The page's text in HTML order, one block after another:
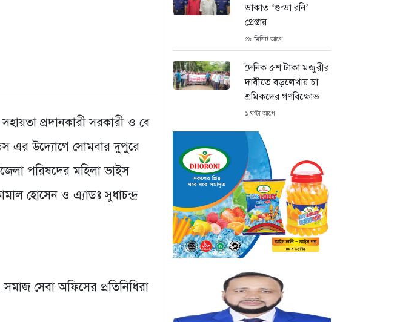
প্রদানকারী সরকারী ও বে
এর উদ্যোগে সোমবার দুপুরে
পরিষদের মহিলা ভাইস
হোসেন ও এ্যাডঃ সুধাচন্দ্র
সেবা অফিসের প্রতিনিধিরা
ডাকাত ‘গুন্ডা রনি’
গ্রেপ্তার
৫৯ মিনিট আগে
দৈনিক ৫শ টাকা মজুরীর
দাবীতে বড়লেখায় চা
শ্রমিকদের গণবিক্ষোভ
১ ঘণ্টা আগে
গ্রিসের উপকূলে ১৬৮
অভিবাসী উদ্ধার: ভেতরে
৭২ বাংলাদেশি
২ ঘণ্টা আগে
“১/১১-তে তারেক
রহমানকে আয়নাঘরে
বন্দি রাখা হয়: চিফ
প্রসিকিউটর”
২ ঘণ্টা আগে
ডিজিএফআইয়ের